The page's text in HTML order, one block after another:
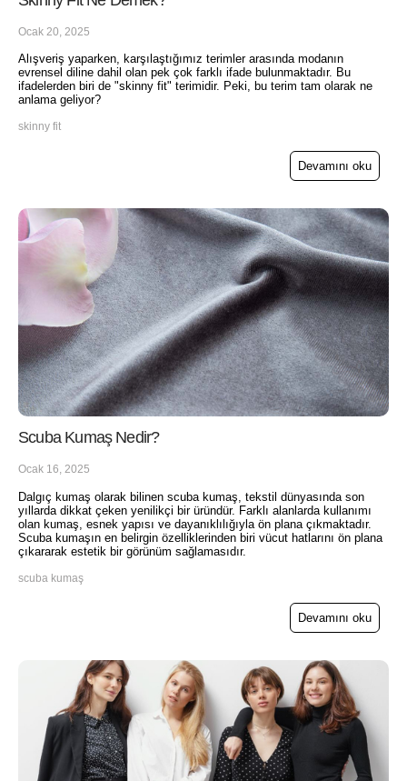
Ocak 20, 2025
Alışveriş yaparken, karşılaştığımız terimler arasında modanın
evrensel diline dahil olan pek çok farklı ifade bulunmaktadır. Bu
ifadelerden biri de "skinny fit" terimidir. Peki, bu terim tam olarak ne
anlama geliyor?
skinny fit
Devamını oku
Scuba Kumaş Nedir?
Ocak 16, 2025
Dalgıç kumaş olarak bilinen scuba kumaş, tekstil dünyasında son
yıllarda dikkat çeken yenilikçi bir üründür. Farklı alanlarda kullanımı
olan kumaş, esnek yapısı ve dayanıklılığıyla ön plana çıkmaktadır.
Scuba kumaşın en belirgin özelliklerinden biri vücut hatlarını ön plana
çıkararak estetik bir görünüm sağlamasıdır.
scuba kumaş
Devamını oku